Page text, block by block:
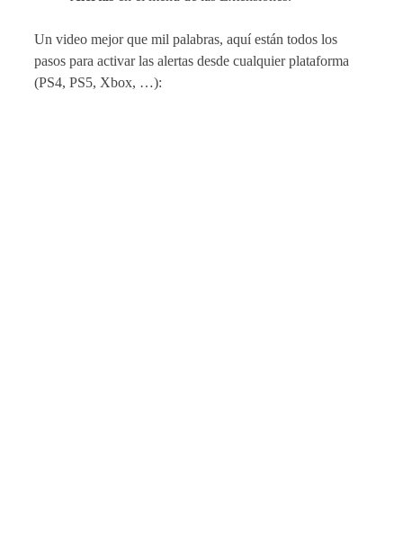
Un video mejor que mil palabras, aquí están todos los
pasos para activar las alertas desde cualquier plataforma
(PS4, PS5, Xbox, …):